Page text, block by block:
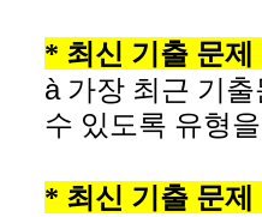
* 최신 기출 문제
à 가장 최근 기
수 있도록 유형
* 최신 기출 문제